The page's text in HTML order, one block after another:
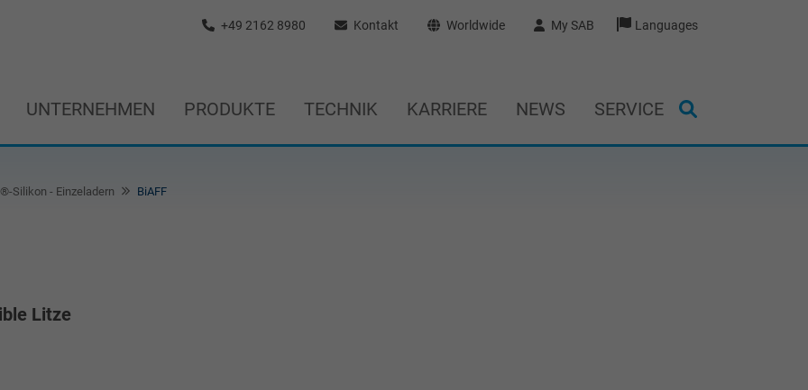
+49 2162 8980 Kontakt Worldwide My SAB Languages
UNTERNEHMEN PRODUKTE TECHNIK KARRIERE NEWS SERVICE
Silikon - Einzeladern BiAFF
Litze